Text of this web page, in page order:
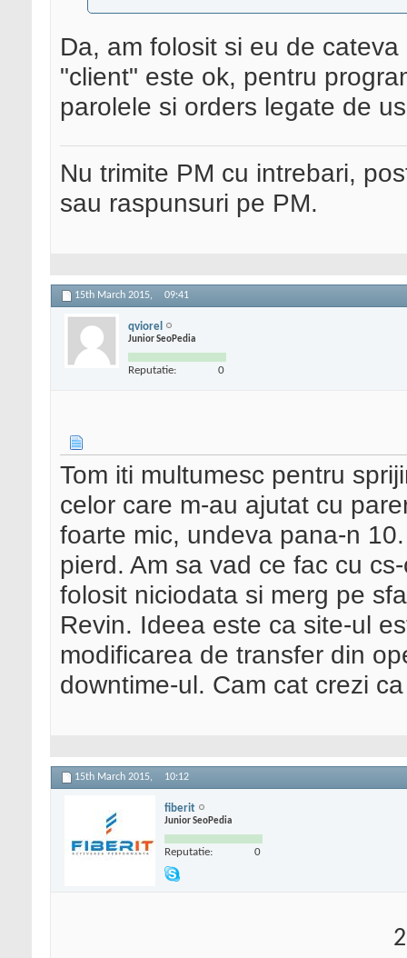
Da, am folosit si eu de
"client" este ok, pentru
parolele si orders legate de
Nu trimite PM cu intrebari,
sau raspunsuri pe PM.
15th March 2015, 09:41
qviorel
Junior SeoPedia
Reputatie: 0
Tom iti multumesc pentru
celor care m-au ajutat cu
foarte mic, undeva pana-n
pierd. Am sa vad ce fac cu
folosit niciodata si merg pe
Revin. Ideea este ca site-ul
modificarea de transfer din
downtime-ul. Cam cat crezi
15th March 2015, 10:12
fiberit
Junior SeoPedia
Reputatie: 0